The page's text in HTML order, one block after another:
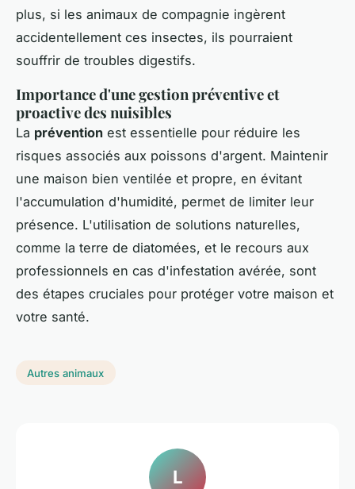
plus, si les animaux de compagnie ingèrent
accidentellement ces insectes, ils pourraient
souffrir de troubles digestifs.
Importance d'une gestion préventive et
proactive des nuisibles
La prévention est essentielle pour réduire les
risques associés aux poissons d'argent. Maintenir
une maison bien ventilée et propre, en évitant
l'accumulation d'humidité, permet de limiter leur
présence. L'utilisation de solutions naturelles,
comme la terre de diatomées, et le recours aux
professionnels en cas d'infestation avérée, sont
des étapes cruciales pour protéger votre maison et
votre santé.
Autres animaux
L